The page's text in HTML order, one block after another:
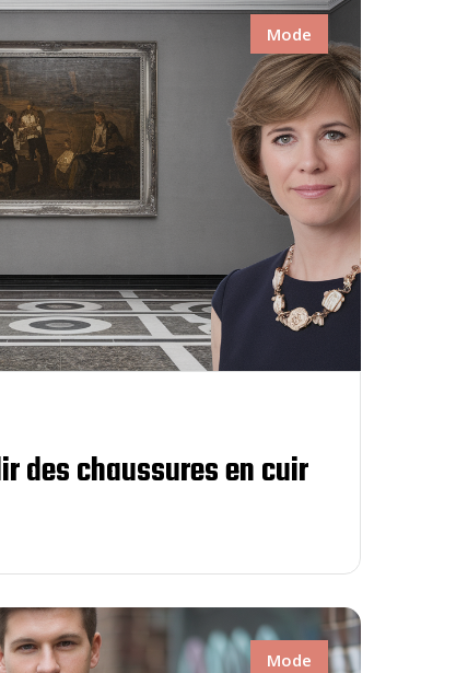
Mode
des chaussures en cuir
Mode